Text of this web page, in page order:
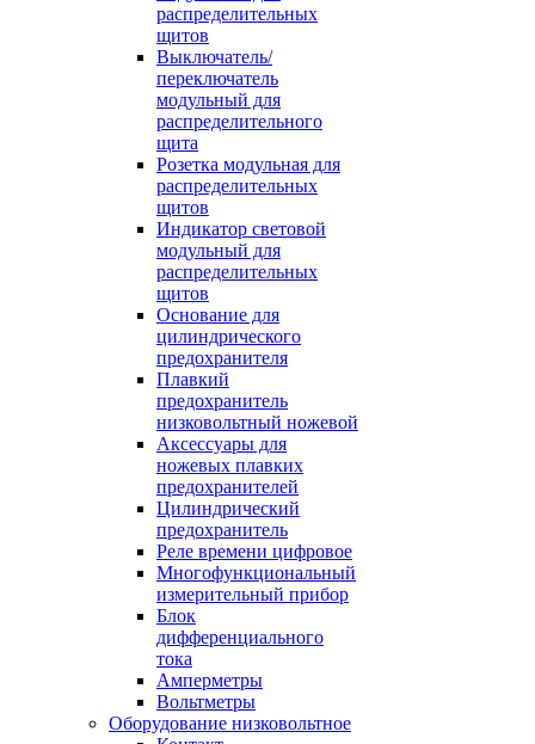
распределительных
щитов
Выключатель/
переключатель
модульный для
распределительного
щита
Розетка модульная для
распределительных
щитов
Индикатор световой
модульный для
распределительных
щитов
Основание для
цилиндрического
предохранителя
Плавкий
предохранитель
низковольтный ножевой
Аксессуары для
ножевых плавких
предохранителей
Цилиндрический
предохранитель
Реле времени цифровое
Многофункциональный
измерительный прибор
Блок
дифференциального
тока
Амперметры
Вольтметры
Оборудование низковольтное